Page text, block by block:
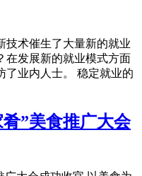
技术催生了大量新的就业
在发展新的就业模式方面
了业内人士。 稳定就业的
”美食推广大会